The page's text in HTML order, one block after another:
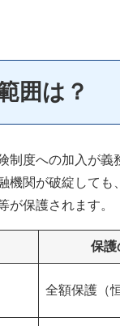
囲は？
度への加入が義
機関が破綻しても
が保護されます。
保護
全額保護（